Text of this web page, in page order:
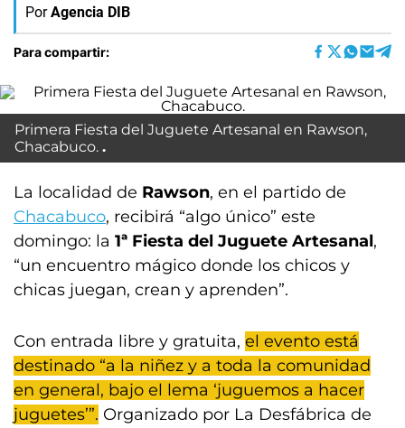
Por Agencia DIB
Para compartir:
Primera Fiesta del Juguete Artesanal en Rawson,
Chacabuco.
La localidad de Rawson, en el partido de
Chacabuco, recibirá “algo único” este
domingo: la 1ª Fiesta del Juguete Artesanal,
“un encuentro mágico donde los chicos y
chicas juegan, crean y aprenden”.
Con entrada libre y gratuita, el evento está
destinado “a la niñez y a toda la comunidad
en general, bajo el lema ‘juguemos a hacer
juguetes’”. Organizado por La Desfábrica de